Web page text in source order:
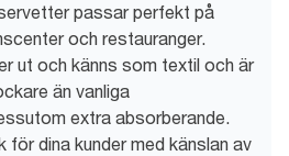
passar perfekt på
och restauranger.
ut och känns som textil och är
än vanliga
extra absorberande.
dina kunder med känslan av